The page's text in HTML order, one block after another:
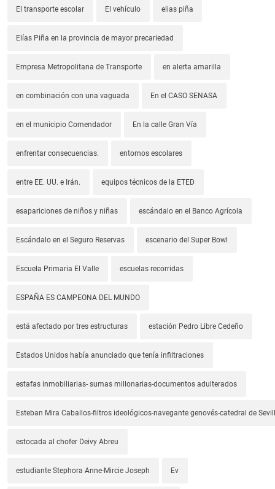
El transporte escolar El vehículo elias piña
Elías Piña en la provincia de mayor precariedad
Empresa Metropolitana de Transporte en alerta amarilla
en combinación con una vaguada En el CASO SENASA
en el municipio Comendador En la calle Gran Vía
enfrentar consecuencias. entornos escolares
entre EE. UU. e Irán. equipos técnicos de la ETED
esapariciones de niños y niñas escándalo en el Banco Agrícola
Escándalo en el Seguro Reservas escenario del Super Bowl
Escuela Primaria El Valle escuelas recorridas
ESPAÑA ES CAMPEONA DEL MUNDO
está afectado por tres estructuras estación Pedro Libre Cedeño
Estados Unidos había anunciado que tenía infiltraciones
estafas inmobiliarias- sumas millonarias-documentos adulterados
Esteban Mira Caballos-filtros ideológicos-navegante genovés-catedral de
estocada al chofer Deivy Abreu
estudiante Stephora Anne-Mircie Joseph Ev